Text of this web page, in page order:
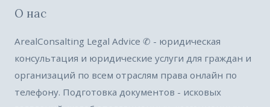
О нас
ArealConsalting Legal Advice ✆ - юридическая
консультация и юридические услуги для граждан и
организаций по всем отраслям права онлайн по
телефону. Подготовка документов - исковых